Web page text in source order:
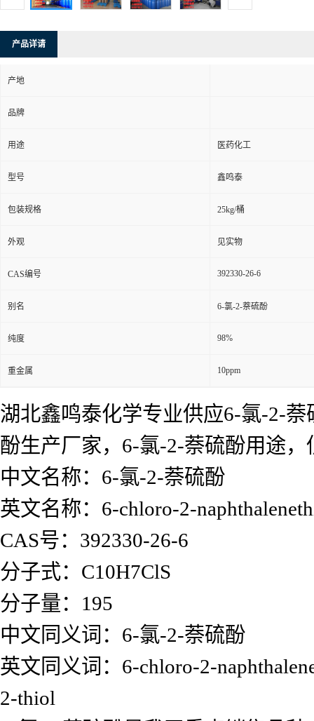
产品详请
产地
品牌
用途 医药化工
型号 鑫鸣泰
包装规格 25kg/桶
外观 见实物
CAS编号 392330-26-6
别名 6-氯-2-萘硫酚
纯度 98%
重金属 10ppm
湖北鑫鸣泰化学专业供应6-氯-2-
酚生产厂家，6-氯-2-萘硫酚用途
中文名称：6-氯-2-萘硫酚
英文名称：6-chloro-2-
CAS号：392330-26-6
分子式：C10H7ClS
分子量：195
中文同义词：6-氯-2-萘硫酚
英文同义词：6-chloro-2-
2-thiol